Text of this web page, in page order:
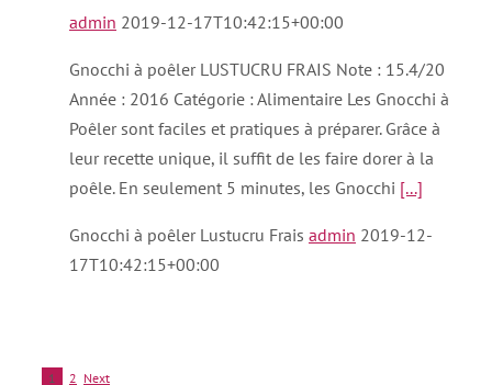
admin 2019-12-17T10:42:15+00:00
Gnocchi à poêler LUSTUCRU FRAIS Note : 15.4/20
Année : 2016 Catégorie : Alimentaire Les Gnocchi à
Poêler sont faciles et pratiques à préparer. Grâce à
leur recette unique, il suffit de les faire dorer à la
poêle. En seulement 5 minutes, les Gnocchi [...]
Gnocchi à poêler Lustucru Frais admin 2019-12-
17T10:42:15+00:00
1 2 Next